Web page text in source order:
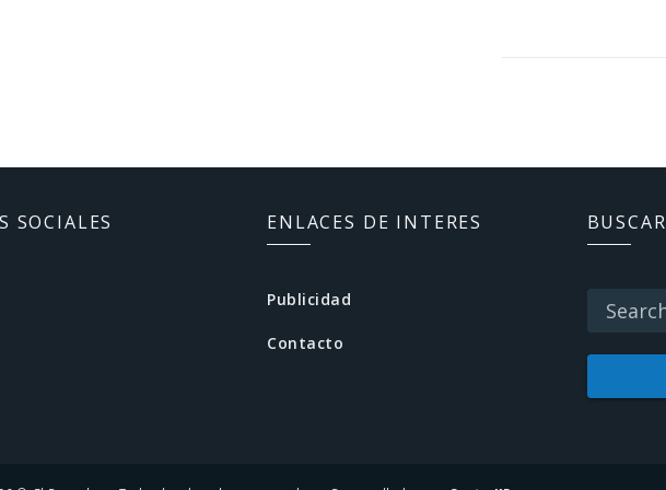
SOCIALES ENLACES DE INTERES
Publicidad
Contacto
BUSCAR